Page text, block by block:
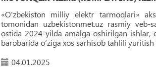
«O‘zbekiston milliy elektr tarmoqlari»
tomonidan uzbekistonmet.uz rasmiy veb-
ostida 2024-yilda amalga oshirilgan ishlar,
barobarida o‘ziga xos sarhisob tahlili yuritish
04.01.2025